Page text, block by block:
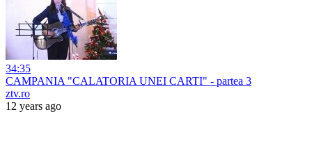
34:35
CAMPANIA "CALATORIA UNEI CARTI" - partea 3
ztv.ro
12 years ago